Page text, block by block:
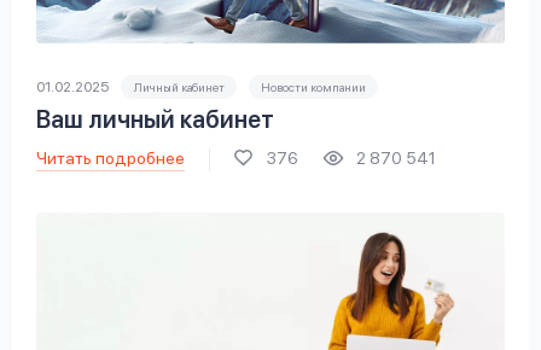
01.02.2025 Личный кабинет Новости компании
Ваш личный кабинет
Читать подробнее 376 2 870 541
вопрос данных